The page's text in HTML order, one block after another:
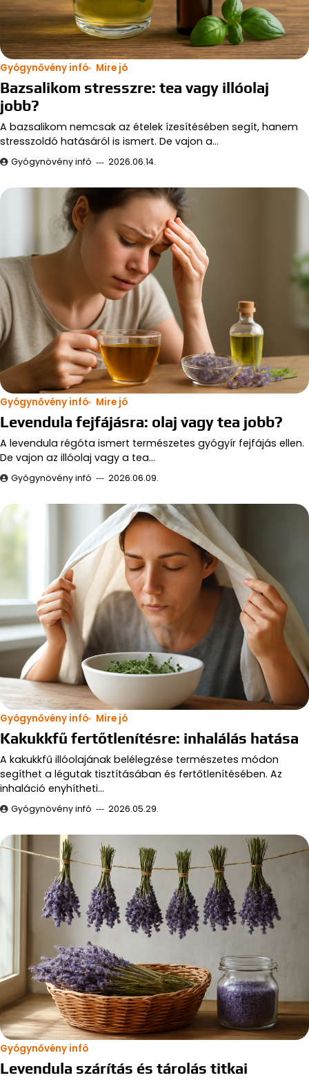
Gyógynővény infó Mire jó
Bazsalikom stresszre: tea vagy illóolaj
jobb?
A bazsalikom nemcsak az ételek ízesítésében segít, hanem
stresszoldó hatásáról is ismert. De vajon a…
Gyógynövény infó 2026.06.14.
Gyógynővény infó Mire jó
Levendula fejfájásra: olaj vagy tea jobb?
A levendula régóta ismert természetes gyógyír fejfájás ellen.
De vajon az illóolaj vagy a tea…
Gyógynövény infó 2026.06.09.
Gyógynővény infó Mire jó
Kakukkfű fertőtlenítésre: inhalálás hatása
A kakukkfű illóolajának belélegzése természetes módon
segíthet a légutak tisztításában és fertőtlenítésében. Az
inhaláció enyhítheti…
Gyógynövény infó 2026.05.29.
Gyógynővény infó
Levendula szárítás és tárolás titkai